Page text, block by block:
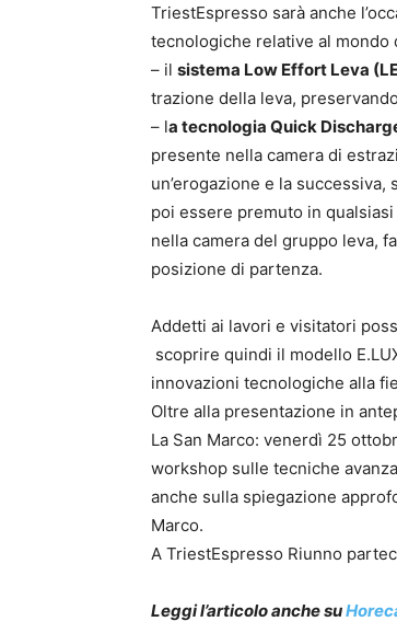
TriestEspresso sarà anche
tecnologiche relative al mondo
– il sistema Low Effort Leva
trazione della leva,
– la tecnologia Quick
presente nella camera di
un’erogazione e la
poi essere premuto in
nella camera del gruppo leva,
posizione di partenza.
Addetti ai lavori e visitatori
scoprire quindi il modello
innovazioni tecnologiche alla
Oltre alla presentazione in
La San Marco: venerdì 25
workshop sulle tecniche
anche sulla spiegazione
Marco.
A TriestEspresso Riunno
Leggi l’articolo anche su